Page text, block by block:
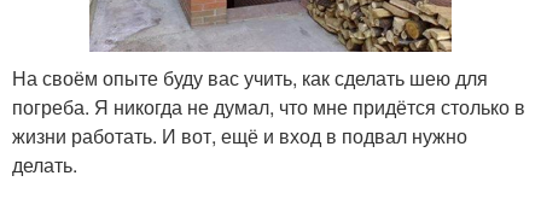
На своём опыте буду вас учить, как сделать шею для
погреба. Я никогда не думал, что мне придётся столько в
жизни работать. И вот, ещё и вход в подвал нужно
делать.